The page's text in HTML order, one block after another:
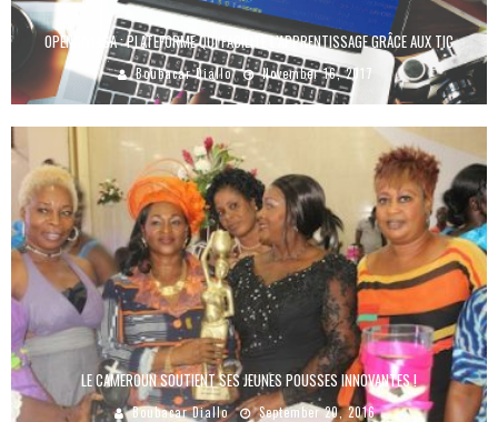
OPENDARASA : PLATEFORME QUI FACILITE L’APPRENTISSAGE GRÂCE AUX TIC
Boubacar Diallo November 16, 2017
LE CAMEROUN SOUTIENT SES JEUNES POUSSES INNOVANTES !
Boubacar Diallo September 20, 2016